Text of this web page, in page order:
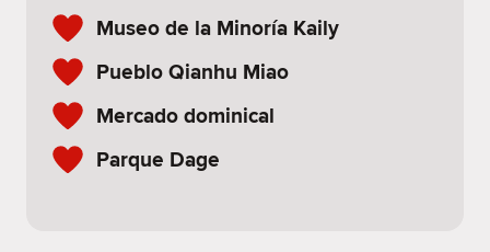
Museo de la Minoría Kaily
Pueblo Qianhu Miao
Mercado dominical
Parque Dage